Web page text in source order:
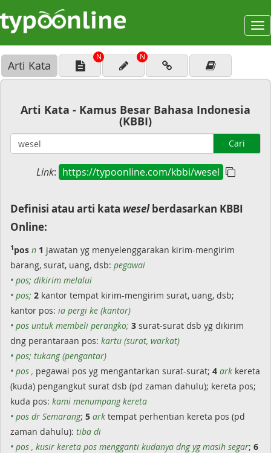
Arti Kata
N N
Arti Kata - Kamus Besar Bahasa Indonesia
(KBBI)
Cari
Link: https://typoonline.com/kbbi/wesel
Definisi atau arti kata weselberdasarkan KBBI
Online:
1pos n 1 jawatan yg menyelenggarakan kirim-mengirim
barang, surat, uang, dsb: pegawai
• pos; dikirim melalui
• pos; 2 kantor tempat kirim-mengirim surat, uang, dsb;
kantor pos: ia pergi ke (kantor)
• pos untuk membeli perangko; 3 surat-surat dsb yg dikirim
dng perantaraan pos: kartu (surat, warkat)
• pos; tukang (pengantar)
• pos , pegawai pos yg mengantarkan surat-surat; 4 ark kereta
(kuda) pengangkut surat dsb (pd zaman dahulu); kereta pos;
kuda pos: kami menumpang kereta
• pos dr Semarang; 5 ark tempat perhentian kereta pos (pd
zaman dahulu): tiba di
• pos , kusir kereta pos mengganti kudanya dng yg masih segar; 6